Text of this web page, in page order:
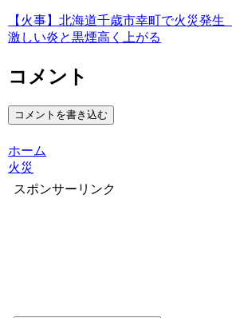
【火事】北海道千歳市幸町で火災発生
激しい炎と黒煙高く上がる
コメント
コメントを書き込む
ホーム
火災
スポンサーリンク